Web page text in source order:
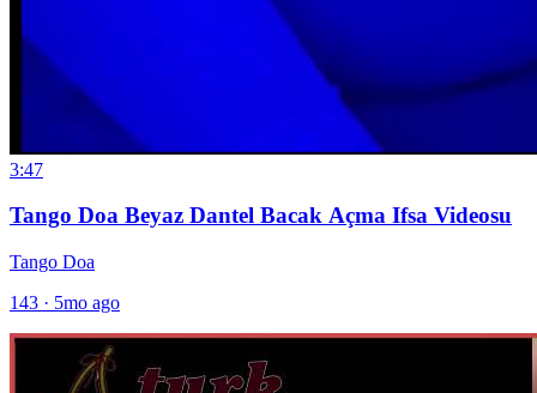
3:47
Tango Doa Beyaz Dantel Bacak Açma Ifsa Videosu
Tango Doa
143 · 5mo ago